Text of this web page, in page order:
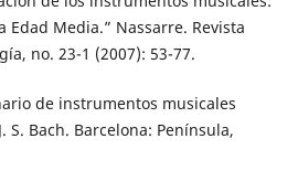
Edad Media.” Nassarre. Revista
no. 23-1 (2007): 53-77.
de instrumentos musicales
S. Bach. Barcelona: Península,